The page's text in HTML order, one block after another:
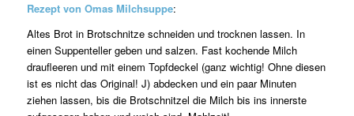
Rezept von Omas Milchsuppe:
Altes Brot in Brotschnitze schneiden und trocknen lassen. In
einen Suppenteller geben und salzen. Fast kochende Milch
draufleeren und mit einem Topfdeckel (ganz wichtig! Ohne diesen
ist es nicht das Original! J) abdecken und ein paar Minuten
ziehen lassen, bis die Brotschnitzel die Milch bis ins innerste